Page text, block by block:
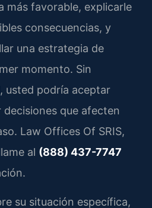
más favorable, explicarle
consecuencias, y
una estrategia de
momento. Sin
usted podría aceptar
que afecten
Law Offices Of SRIS,
al (888) 437-7747
su situación específica,